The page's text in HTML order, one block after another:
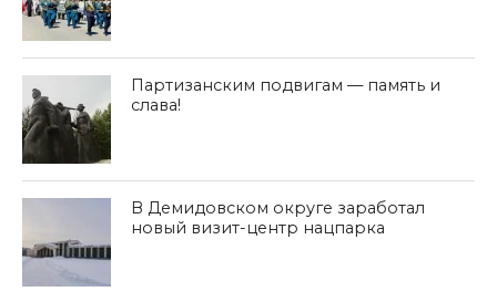
Партизанским подвигам — память и
слава!
В Демидовском округе заработал
новый визит-центр нацпарка